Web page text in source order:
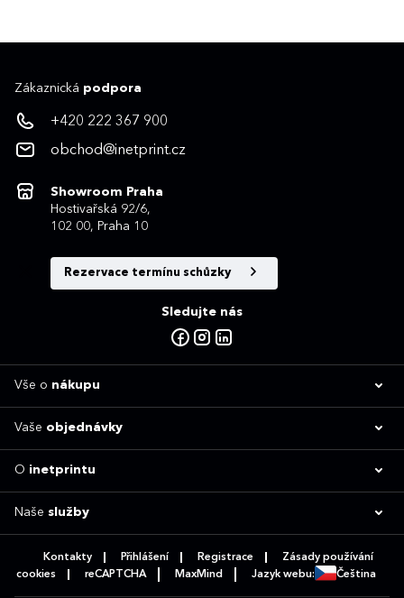
Zákaznická podpora
+420 222 367 900
obchod@inetprint.cz
Showroom Praha
Hostivařská 92/6,
102 00, Praha 10
Rezervace termínu schůzky
Sledujte nás
Vše o nákupu
Vaše objednávky
O inetprintu
Naše služby
Kontakty Přihlášení Registrace
Zásady používání
cookies
reCAPTCHA MaxMind Jazyk webu: Čeština